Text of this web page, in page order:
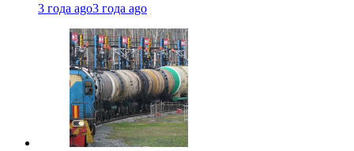
3 года ago3 года ago